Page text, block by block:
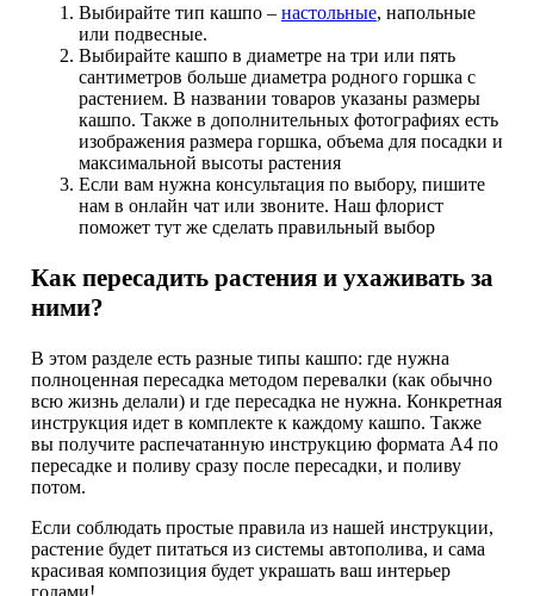
Выбирайте тип кашпо – настольные, напольные
или подвесные.
Выбирайте кашпо в диаметре на три или пять
сантиметров больше диаметра родного горшка с
растением. В названии товаров указаны размеры
кашпо. Также в дополнительных фотографиях есть
изображения размера горшка, объема для посадки и
максимальной высоты растения
Если вам нужна консультация по выбору, пишите
нам в онлайн чат или звоните. Наш флорист
поможет тут же сделать правильный выбор
Как пересадить растения и ухаживать за
ними?
В этом разделе есть разные типы кашпо: где нужна
полноценная пересадка методом перевалки (как обычно
всю жизнь делали) и где пересадка не нужна. Конкретная
инструкция идет в комплекте к каждому кашпо. Также
вы получите распечатанную инструкцию формата А4 по
пересадке и поливу сразу после пересадки, и поливу
потом.
Если соблюдать простые правила из нашей инструкции,
растение будет питаться из системы автополива, и сама
красивая композиция будет украшать ваш интерьер
годами!